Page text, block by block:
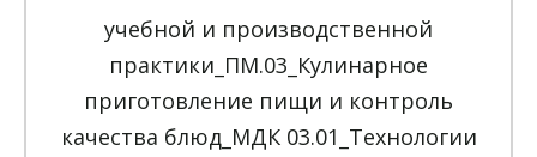
учебной и производственной
практики_ПМ.03_Кулинарное
приготовление пищи и контроль
качества блюд_МДК 03.01_Технологии